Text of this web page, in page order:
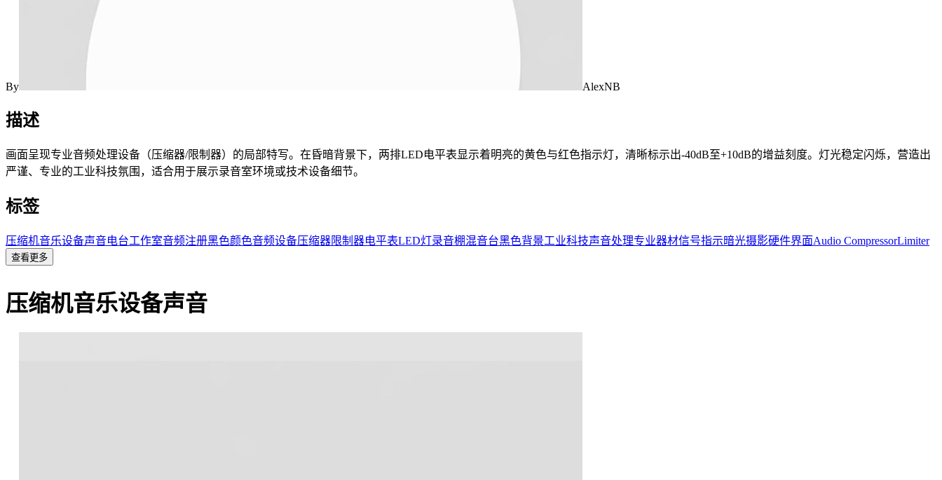
By AlexNB
描述
画面呈现专业音频处理设备（压缩器/限制器）的局部特写。在昏暗背景下，两排LED电平表显示着明亮的黄色与红色指示灯，清晰标示出-40dB至+10dB的增益刻度。灯光稳定闪烁，营造出
严谨、专业的工业科技氛围，适合用于展示录音室环境或技术设备细节。
标签
压缩机音乐设备声音电台工作室音频注册黑色颜色音频设备压缩器限制器电平表LED灯录音棚混音台黑色背景工业科技声音处理专业器材信号指示暗光摄影硬件界面Audio CompressorLimiter
查看更多
压缩机音乐设备声音